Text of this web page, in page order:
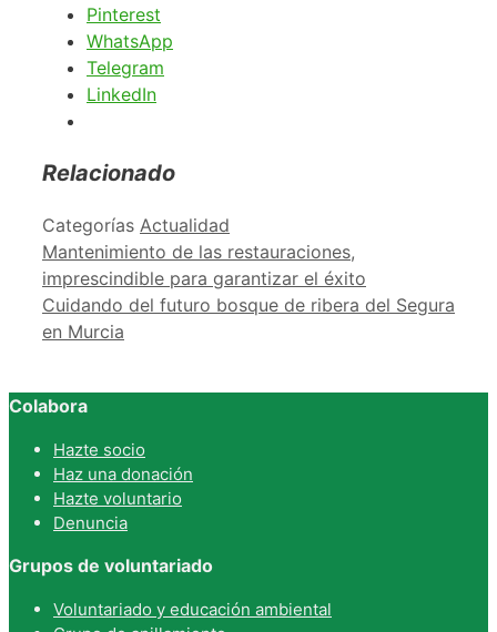
Pinterest
WhatsApp
Telegram
LinkedIn
Relacionado
Categorías Actualidad
Mantenimiento de las restauraciones,
imprescindible para garantizar el éxito
Cuidando del futuro bosque de ribera del Segura
en Murcia
Colabora
Hazte socio
Haz una donación
Hazte voluntario
Denuncia
Grupos de voluntariado
Voluntariado y educación ambiental